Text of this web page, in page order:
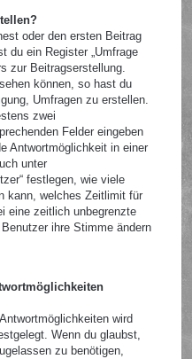
oder den ersten Beitrag
du ein Register „Umfrage
zur Beitragserstellung.
können, so hast du
Umfragen zu erstellen.
zwei
Felder eingeben
Antwortmöglichkeit in einer
unter
festlegen, wie viele
kann, welches Zeitlimit für
eine zeitlich unbegrenzte
ihre Stimme ändern
wird
Wenn du glaubst,
zu benötigen,